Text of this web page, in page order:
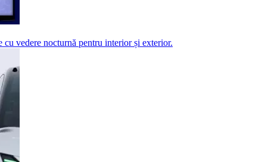
vedere nocturnă pentru interior și exterior.